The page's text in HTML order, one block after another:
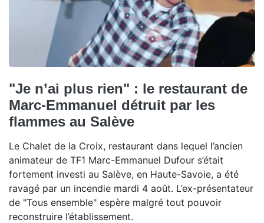
"Je n’ai plus rien" : le restaurant de
Marc-Emmanuel détruit par les
flammes au Salève
Le Chalet de la Croix, restaurant dans lequel l’ancien
animateur de TF1 Marc-Emmanuel Dufour s’était
fortement investi au Salève, en Haute-Savoie, a été
ravagé par un incendie mardi 4 août. L’ex-présentateur
de "Tous ensemble" espère malgré tout pouvoir
reconstruire l’établissement.